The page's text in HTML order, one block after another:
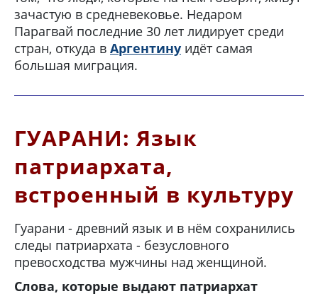
зачастую в средневековье. Недаром
Парагвай последние 30 лет лидирует среди
стран, откуда в Аргентину идёт самая
большая миграция.
ГУАРАНИ: Язык
патриархата,
встроенный в культуру
Гуарани - древний язык и в нём сохранились
следы патриархата - безусловного
превосходства мужчины над женщиной.
Слова, которые выдают патриархат